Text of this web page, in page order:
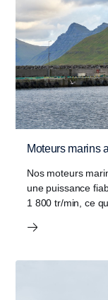
Moteurs marins
Nos moteurs
une puissance
1 800 tr/min, ce